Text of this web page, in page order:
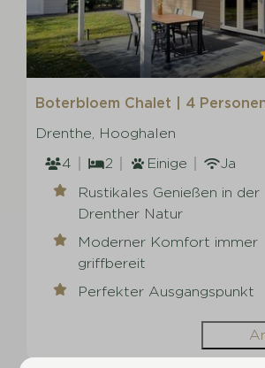
Boterbloem Chalet | 4
Drenthe, Hooghalen
4
2 Einige
Ja
Rustikales Genießen in der
Drenther Natur
Moderner Komfort immer
griffbereit
Perfekter Ausgangspunkt